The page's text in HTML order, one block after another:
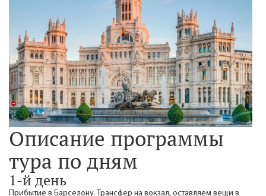
Описание программы
тура по дням
1-й день
Прибытие в Барселону. Трансфер на вокзал, оставляем вещи в